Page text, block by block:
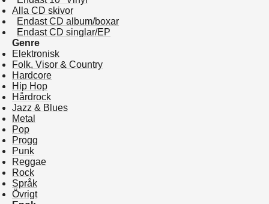
Alla CD skivor
Endast CD album/boxar
Endast CD singlar/EP
Genre
Elektronisk
Folk, Visor & Country
Hardcore
Hip Hop
Hårdrock
Jazz & Blues
Metal
Pop
Progg
Punk
Reggae
Rock
Språk
Övrigt